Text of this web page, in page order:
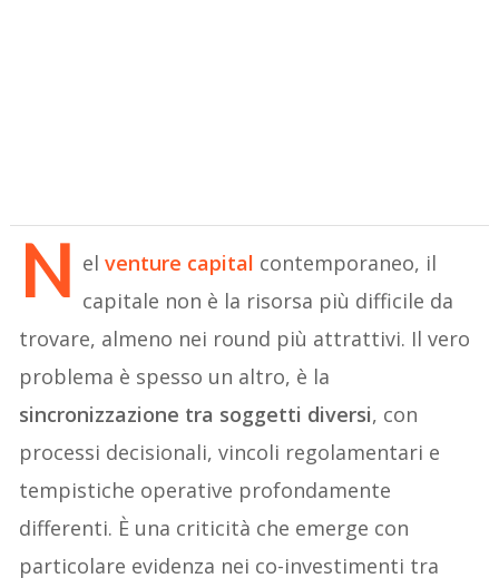
N elventure capital contemporaneo, il
capitale non è la risorsa più difficile da
trovare, almeno nei round più attrattivi. Il vero
problema è spesso un altro, è la
sincronizzazione tra soggetti diversi, con
processi decisionali, vincoli regolamentari e
tempistiche operative profondamente
differenti. È una criticità che emerge con
particolare evidenza nei co-investimenti tra